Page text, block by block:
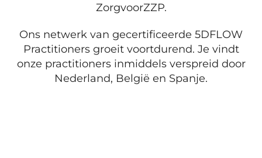
ZorgvoorZZP.
Ons netwerk van gecertificeerde 5DFLOW
Practitioners groeit voortdurend. Je vindt
onze practitioners inmiddels verspreid door
Nederland, België en Spanje.